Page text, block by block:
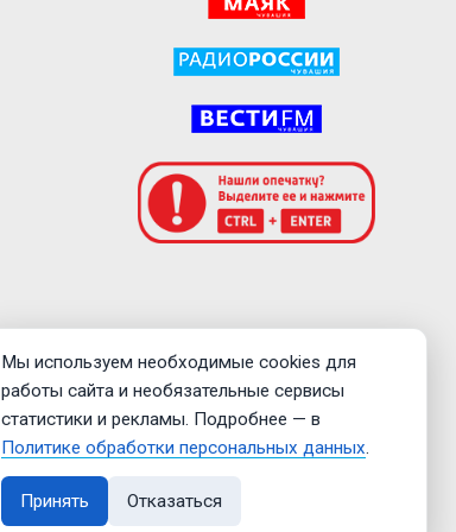
Мы используем необходимые cookies для
работы сайта и необязательные сервисы
статистики и рекламы. Подробнее — в
Политике обработки персональных данных.
Принять Отказаться